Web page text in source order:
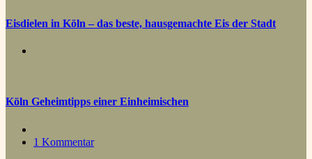
Eisdielen in Köln – das beste, hausgemachte Eis der Stadt
Köln Geheimtipps einer Einheimischen
1 Kommentar